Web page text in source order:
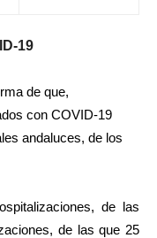
19
de que,
con COVID-19
andaluces, de los
de las
de las que 25